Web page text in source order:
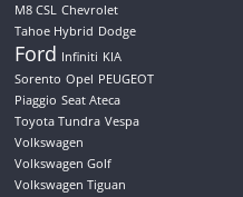
M8 CSL Chevrolet
Tahoe Hybrid Dodge
Ford Infiniti KIA
Sorento Opel PEUGEOT
Piaggio Seat Ateca
Toyota Tundra Vespa
Volkswagen
Volkswagen Golf
Volkswagen Tiguan